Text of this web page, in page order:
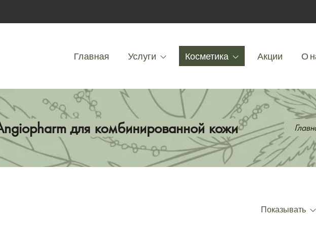
Главная Услуги Косметика Акции О
для комбинированной кожи
Показывать